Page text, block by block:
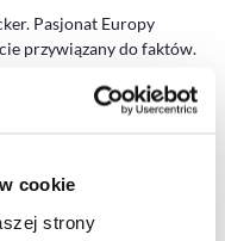
cookie
strony
Pasjonat Europy
przywiązany do faktów.